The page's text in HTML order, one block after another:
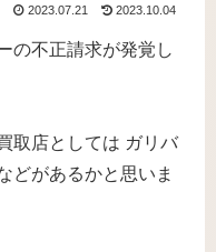
2023.07.21 2023.10.04
の不正請求が発覚し
取店としては ガリバ
どがあるかと思いま